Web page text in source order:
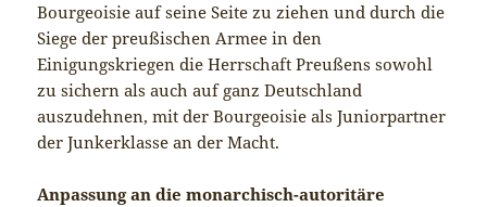
Bourgeoisie auf seine Seite zu ziehen und durch die
Siege der preußischen Armee in den
Einigungskriegen die Herrschaft Preußens sowohl
zu sichern als auch auf ganz Deutschland
auszudehnen, mit der Bourgeoisie als Juniorpartner
der Junkerklasse an der Macht.
Anpassung an die monarchisch-autoritäre